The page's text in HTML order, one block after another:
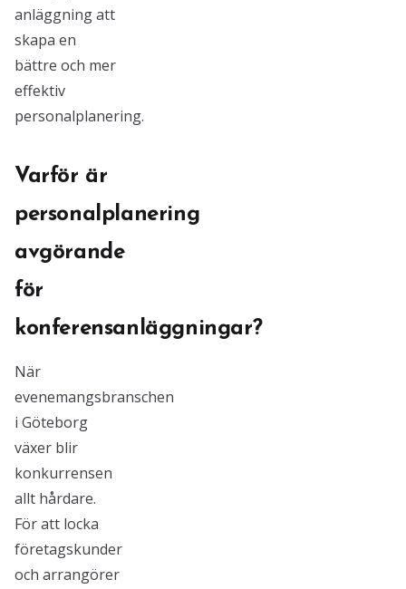
anläggning att
skapa en
bättre och mer
effektiv
personalplanering.
Varför är
personalplanering
avgörande
för
konferensanläggningar?
När
evenemangsbranschen
i Göteborg
växer blir
konkurrensen
allt hårdare.
För att locka
företagskunder
och arrangörer